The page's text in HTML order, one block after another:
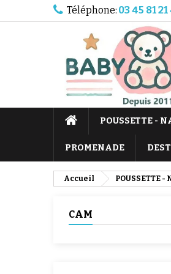
Téléphone: 03 45 81 21
POUSSETTE -
PROMENADE
Accueil POUSSETTE -
CAM